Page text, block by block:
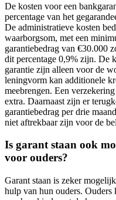
De kosten voor een
percentage van het
De administratieve kosten
waarborgsom, met een
garantiebedrag van €30.000
dit percentage 0,9% zijn. De
garantie zijn alleen voor de
leningvorm kan additionele
meebrengen. Een
extra. Daarnaast zijn er
garantiebedrag per drie
niet aftrekbaar zijn voor de
Is garant staan ook
voor ouders?
Garant staan is zeker
hulp van hun ouders. Ouders